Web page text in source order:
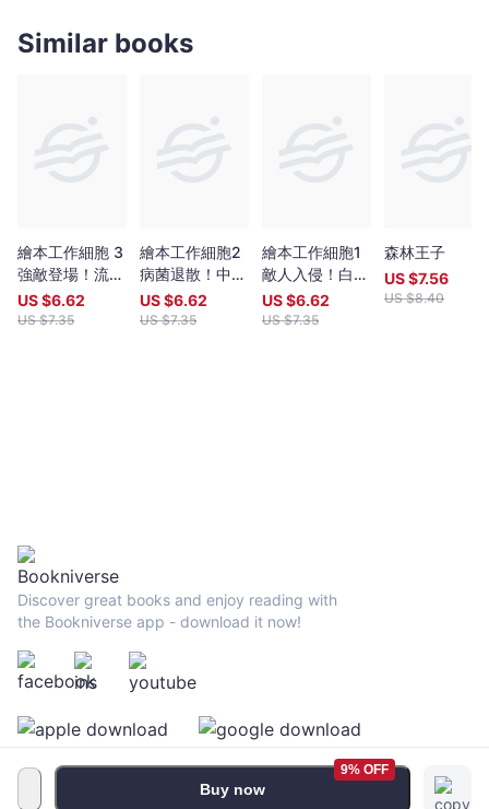
什麼這麼棘手，並學習預防染疫的方法。孩子會知道為了避免更多
細胞被病毒破壞，免疫細胞需要將受到感染的細胞連同病毒一起消
‧《繪本工作細胞 ③強敵登場！流感與食物中毒》 ‧《繪本
工作細胞 ④全面迎戰！新型冠狀病毒》
Similar books
繪本工作細胞 3
強敵登場！流感
與食物中毒
US $6.62
US $7.35
繪本工作細胞2
病菌退散！中暑
與腮腺炎
US $6.62
US $7.35
繪本工作細胞1
敵人入侵！白血
球與細菌大對決
US $6.62
US $7.35
森林王子
US $7.56
US $8.40
Buy now
9% OFF
Discover great books and enjoy reading with
the Bookniverse app - download it now!